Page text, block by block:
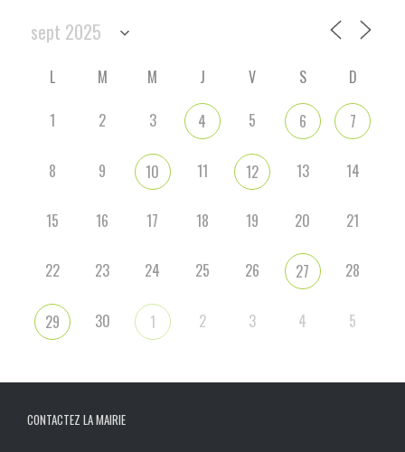
L M M J V S
D
1
2 3 4 5 6 7
8 9 10 11 12 13 14
15 16 17 18 19 20 21
22 23 24 25 26 27 28
29 30 1 2 3 4 5
CONTACTEZ LA MAIRIE